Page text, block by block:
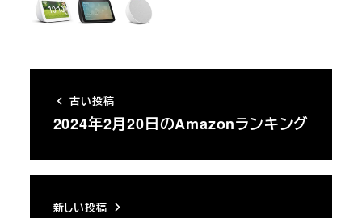
古い投稿
2024年2月20日のAmazonランキング
新しい投稿